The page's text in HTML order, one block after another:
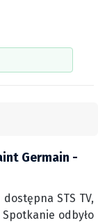
Germain -
STS TV,
odbyło